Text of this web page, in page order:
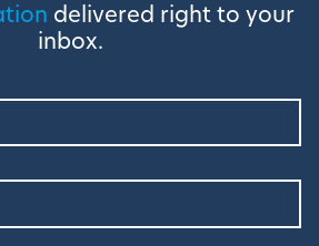
delivered right to your
inbox.